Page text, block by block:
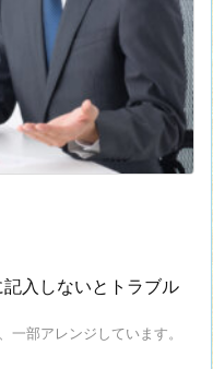
入しないとトラブル
部アレンジしています。